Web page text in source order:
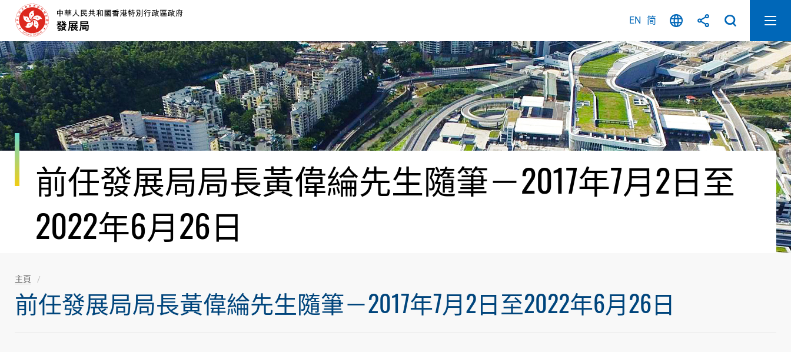
容
開
始
EN 简
前任發展局局長黃偉綸先生隨筆－2017年7月2日至
2022年6月26日
主頁
前任發展局局長黃偉綸先生隨筆－2017年7月2日至2022年6月26日